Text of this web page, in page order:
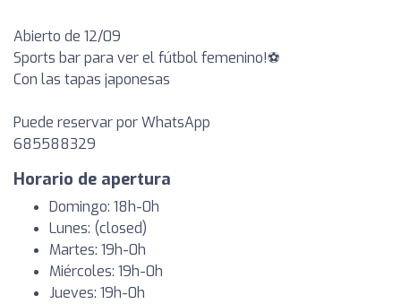
Abierto de 12/09
Sports bar para ver el fútbol femenino!⚽️
Con las tapas japonesas
Puede reservar por WhatsApp
685588329
Horario de apertura
Domingo: 18h-0h
Lunes: (closed)
Martes: 19h-0h
Miércoles: 19h-0h
Jueves: 19h-0h